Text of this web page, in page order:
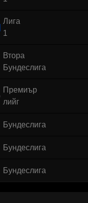
Лига
1
Втора
Бундеслига
Премиър
лийг
Бундеслига
Бундеслига
Бундеслига